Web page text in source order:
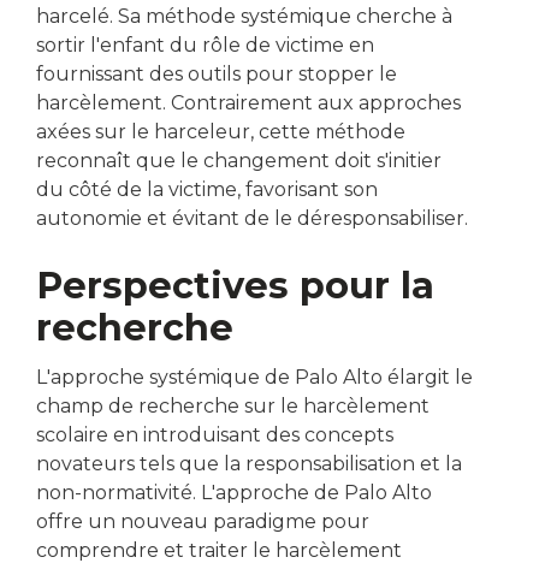
harcelé. Sa méthode systémique cherche à
sortir l'enfant du rôle de victime en
fournissant des outils pour stopper le
harcèlement. Contrairement aux approches
axées sur le harceleur, cette méthode
reconnaît que le changement doit s'initier
du côté de la victime, favorisant son
autonomie et évitant de le déresponsabiliser.
Perspectives pour la
recherche
L'approche systémique de Palo Alto élargit le
champ de recherche sur le harcèlement
scolaire en introduisant des concepts
novateurs tels que la responsabilisation et la
non-normativité. L'approche de Palo Alto
offre un nouveau paradigme pour
comprendre et traiter le harcèlement